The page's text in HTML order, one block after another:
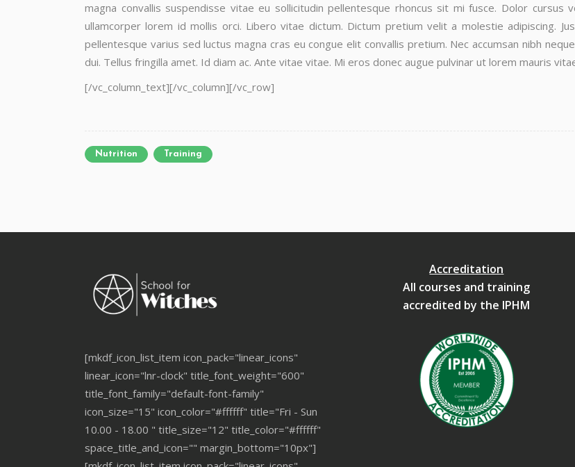
magna convallis suspendisse vitae eu sollicitudin pellentesque rhoncus sit mi fusce. Dolor cursus
ullamcorper lorem id mollis orci. Libero vitae dictum. Dictum pretium velit a molestie adipiscing.
pellentesque varius sed luctus magna cras eu congue elit convallis pretium. Nec accumsan nibh
dui. Tellus fringilla amet. Id diam ac. Ante vitae vitae. Mi eros donec augue pulvinar ut lorem mauris
[/vc_column_text][/vc_column][/vc_row]
Nutrition Training
[mkdf_icon_list_item icon_pack="linear_icons"
linear_icon="lnr-clock" title_font_weight="600"
title_font_family="default-font-family"
icon_size="15" icon_color="#ffffff" title="Fri - Sun
10.00 - 18.00 " title_size="12" title_color="#ffffff"
space_title_and_icon="" margin_bottom="10px"]
Accreditation
All courses and training
accredited by the IPHM